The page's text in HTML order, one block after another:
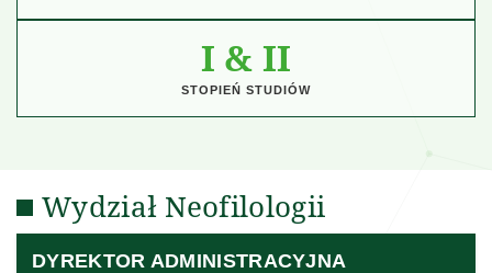
I & II
STOPIEŃ STUDIÓW
Wydział Neofilologii
DYREKTOR ADMINISTRACYJNA